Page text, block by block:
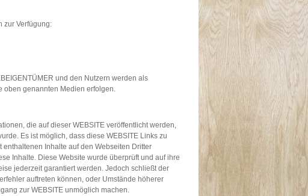
zur Verfügung:
und den Nutzern werden als
oben genannten Medien erfolgen.
die auf dieser WEBSITE veröffentlicht werden,
Es ist möglich, dass diese WEBSITE Links zu
Inhalte auf den Webseiten Dritter
Inhalte. Diese Website wurde überprüft und auf ihre
jederzeit garantiert werden. Jedoch schließt der
auftreten können, oder Umstände höherer
zur WEBSITE unmöglich machen.